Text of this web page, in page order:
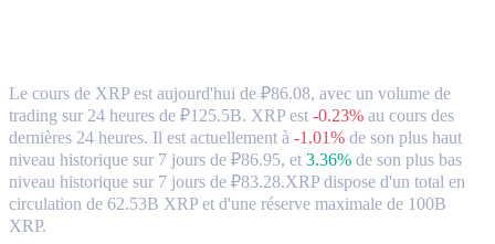
Le cours de XRP est aujourd'hui de ₽86.08, avec un volume de
trading sur 24 heures de ₽125.5B. XRP est -0.23% au cours des
dernières 24 heures. Il est actuellement à -1.01% de son plus haut
niveau historique sur 7 jours de ₽86.95, et 3.36% de son plus bas
niveau historique sur 7 jours de ₽83.28.XRP dispose d'un total en
circulation de 62.53B XRP et d'une réserve maximale de 100B
XRP.